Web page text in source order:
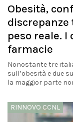
Obesità,
discrepanze
peso reale.
farmacie
Nonostante tre
sull’obesità e due
la maggior parte
RINNOVO CCNL